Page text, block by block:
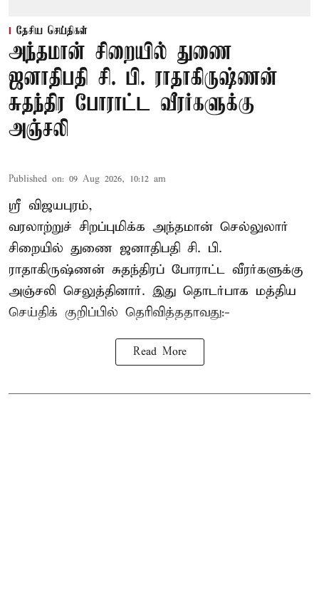
தேசிய செய்திகள்
அந்தமான் சிறையில் துணை
ஜனாதிபதி சி. பி. ராதாகிருஷ்ணன்
சுதந்திர போராட்ட வீரர்களுக்கு
அஞ்சலி
Published on: 09 Aug 2026, 10:12 am
ஸ்ரீ விஜயபுரம்,
வரலாற்றுச் சிறப்புமிக்க அந்தமான் செல்லுலார்
சிறையில் துணை ஜனாதிபதி சி. பி.
ராதாகிருஷ்ணன் சுதந்திரப் போராட்ட வீரர்களுக்கு
அஞ்சலி செலுத்தினார். இது தொடர்பாக மத்திய
செய்திக் குறிப்பில் தெரிவித்ததாவது:-
Read More